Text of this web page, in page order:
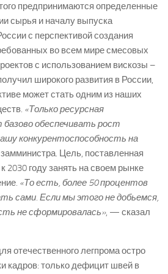
предпринимаются определенные
сырья и началу выпуска
с перспективой создания
во всем мире смесовых
с использованием вискозы –
широкого развития в России,
может стать одним из наших
«Только ресурсная
обеспечивать рост
конкурентоспособность на
Цель, поставленная
2030 году занять на своем рынке
«То есть, более 50 процентов
сами. Если мы этого не добьемся,
не сформировалась», — сказал
отечественного легпрома остро
кадров: только дефицит швей в